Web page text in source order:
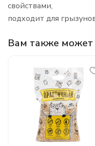
свойствами,
подходит для
Вам также может